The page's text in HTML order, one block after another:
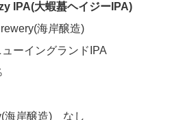
IPA(大蝦蟇ヘイジーIPA)
海岸醸造)
ーイングランドIPA
海岸醸造) なし